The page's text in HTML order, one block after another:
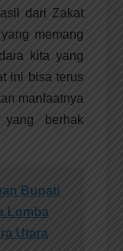
dari Zakat
memang
kita yang
ini bisa terus
manfaatnya
yang berhak
Bupati
Lomba
Utara